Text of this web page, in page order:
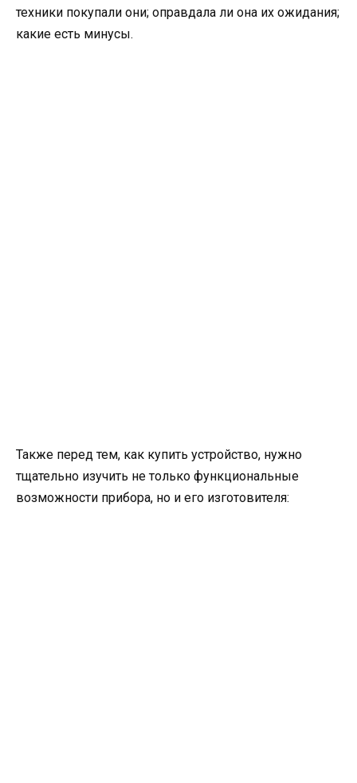
техники покупали они; оправдала ли она их ожидания;
какие есть минусы.
Также перед тем, как купить устройство, нужно
тщательно изучить не только функциональные
возможности прибора, но и его изготовителя: